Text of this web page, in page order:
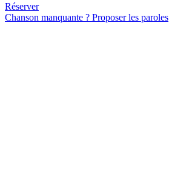
Réserver
Chanson manquante ? Proposer les paroles